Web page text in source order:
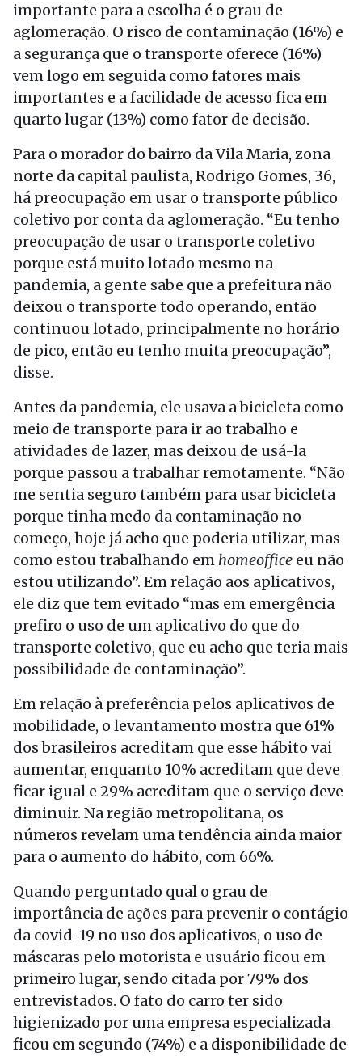
importante para a escolha é o grau de
aglomeração. O risco de contaminação (16%) e
a segurança que o transporte oferece (16%)
vem logo em seguida como fatores mais
importantes e a facilidade de acesso fica em
quarto lugar (13%) como fator de decisão.
Para o morador do bairro da Vila Maria, zona
norte da capital paulista, Rodrigo Gomes, 36,
há preocupação em usar o transporte público
coletivo por conta da aglomeração. “Eu tenho
preocupação de usar o transporte coletivo
porque está muito lotado mesmo na
pandemia, a gente sabe que a prefeitura não
deixou o transporte todo operando, então
continuou lotado, principalmente no horário
de pico, então eu tenho muita preocupação”,
disse.
Antes da pandemia, ele usava a bicicleta como
meio de transporte para ir ao trabalho e
atividades de lazer, mas deixou de usá-la
porque passou a trabalhar remotamente. “Não
me sentia seguro também para usar bicicleta
porque tinha medo da contaminação no
começo, hoje já acho que poderia utilizar, mas
como estou trabalhando em homeoffice eu não
estou utilizando”. Em relação aos aplicativos,
ele diz que tem evitado “mas em emergência
prefiro o uso de um aplicativo do que do
transporte coletivo, que eu acho que teria mais
possibilidade de contaminação”.
Em relação à preferência pelos aplicativos de
mobilidade, o levantamento mostra que 61%
dos brasileiros acreditam que esse hábito vai
aumentar, enquanto 10% acreditam que deve
ficar igual e 29% acreditam que o serviço deve
diminuir. Na região metropolitana, os
números revelam uma tendência ainda maior
para o aumento do hábito, com 66%.
Quando perguntado qual o grau de
importância de ações para prevenir o contágio
da covid-19 no uso dos aplicativos, o uso de
máscaras pelo motorista e usuário ficou em
primeiro lugar, sendo citada por 79% dos
entrevistados. O fato do carro ter sido
higienizado por uma empresa especializada
ficou em segundo (74%) e a disponibilidade de